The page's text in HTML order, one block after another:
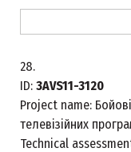
28.
ID: 3AVS11-3120
Project name:
телевізійних
Technical